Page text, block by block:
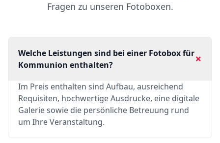
Fragen zu unseren Fotoboxen.
Welche Leistungen sind bei einer Fotobox für
Kommunion enthalten?
+
Im Preis enthalten sind Aufbau, ausreichend
Requisiten, hochwertige Ausdrucke, eine digitale
Galerie sowie die persönliche Betreuung rund
um Ihre Veranstaltung.